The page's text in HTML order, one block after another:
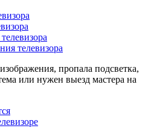
телевизора
пропала подсветка,
или нужен выезд мастера на